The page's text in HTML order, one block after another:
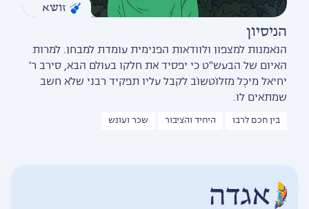
זושא
הניסיון
הנאמנות למצפון ולוודאות הפנימית עומדת למבחן. למרות
האיום של הבעש"ט כי יפסיד את חלקו בעולם הבא, סירב ר'
יחיאל מיכְל מזלוֹטשוֹב לקבל עליו תפקיד רבני שלא חשב
שמתאים לו.
בין חכם לרבו היחיד והציבור שכר ועונש